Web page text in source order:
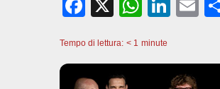
F
c
e
X
W
at
Li
e
E
Tempo di lettura: < 1 minute